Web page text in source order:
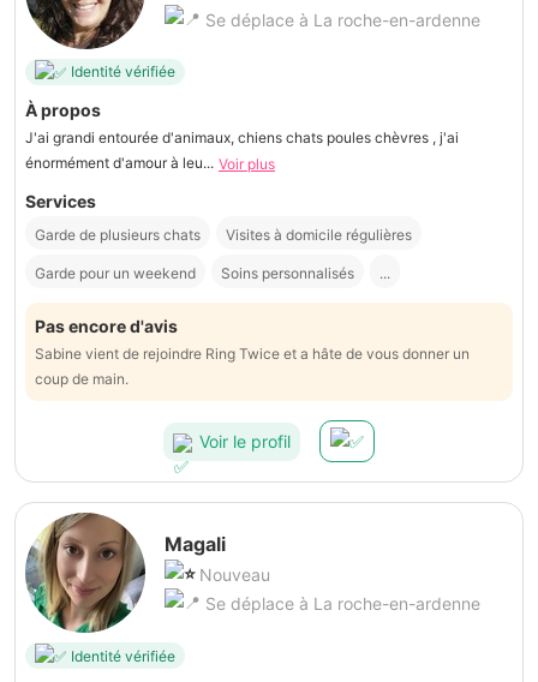
Se déplace à La roche-en-ardenne
Identité vérifiée
À propos
J'ai grandi entourée d'animaux, chiens chats poules chèvres , j'ai
énormément d'amour à leu... Voir plus
Services
Garde de plusieurs chats Visites à domicile régulières
Garde pour un weekend Soins personnalisés ...
Pas encore d'avis
Sabine vient de rejoindre Ring Twice et a hâte de vous donner un
coup de main.
Voir le profil
Magali
Nouveau
Se déplace à La roche-en-ardenne
Identité vérifiée